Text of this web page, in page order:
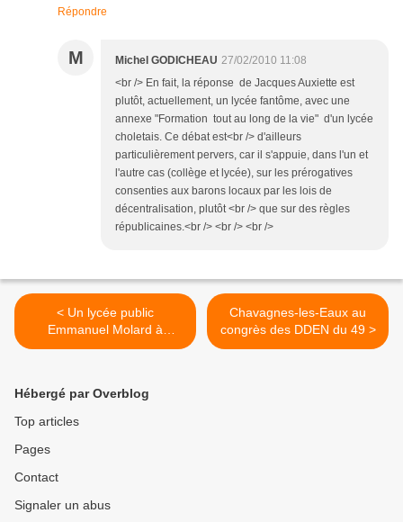
Répondre
M Michel GODICHEAU 27/02/2010 11:08
<br /> En fait, la réponse de Jacques Auxiette est
plutôt, actuellement, un lycée fantôme, avec une
annexe "Formation tout au long de la vie" d'un lycée
choletais. Ce débat est<br /> d'ailleurs
particulièrement pervers, car il s'appuie, dans l'un et
l'autre cas (collège et lycée), sur les prérogatives
consenties aux barons locaux par les lois de
décentralisation, plutôt <br /> que sur des règles
républicaines.<br /> <br /> <br />
< Un lycée public
Emmanuel Molard à
Beaupréau ?
Chavagnes-les-Eaux au
congrès des DDEN du 49 >
Hébergé par Overblog
Top articles
Pages
Contact
Signaler un abus